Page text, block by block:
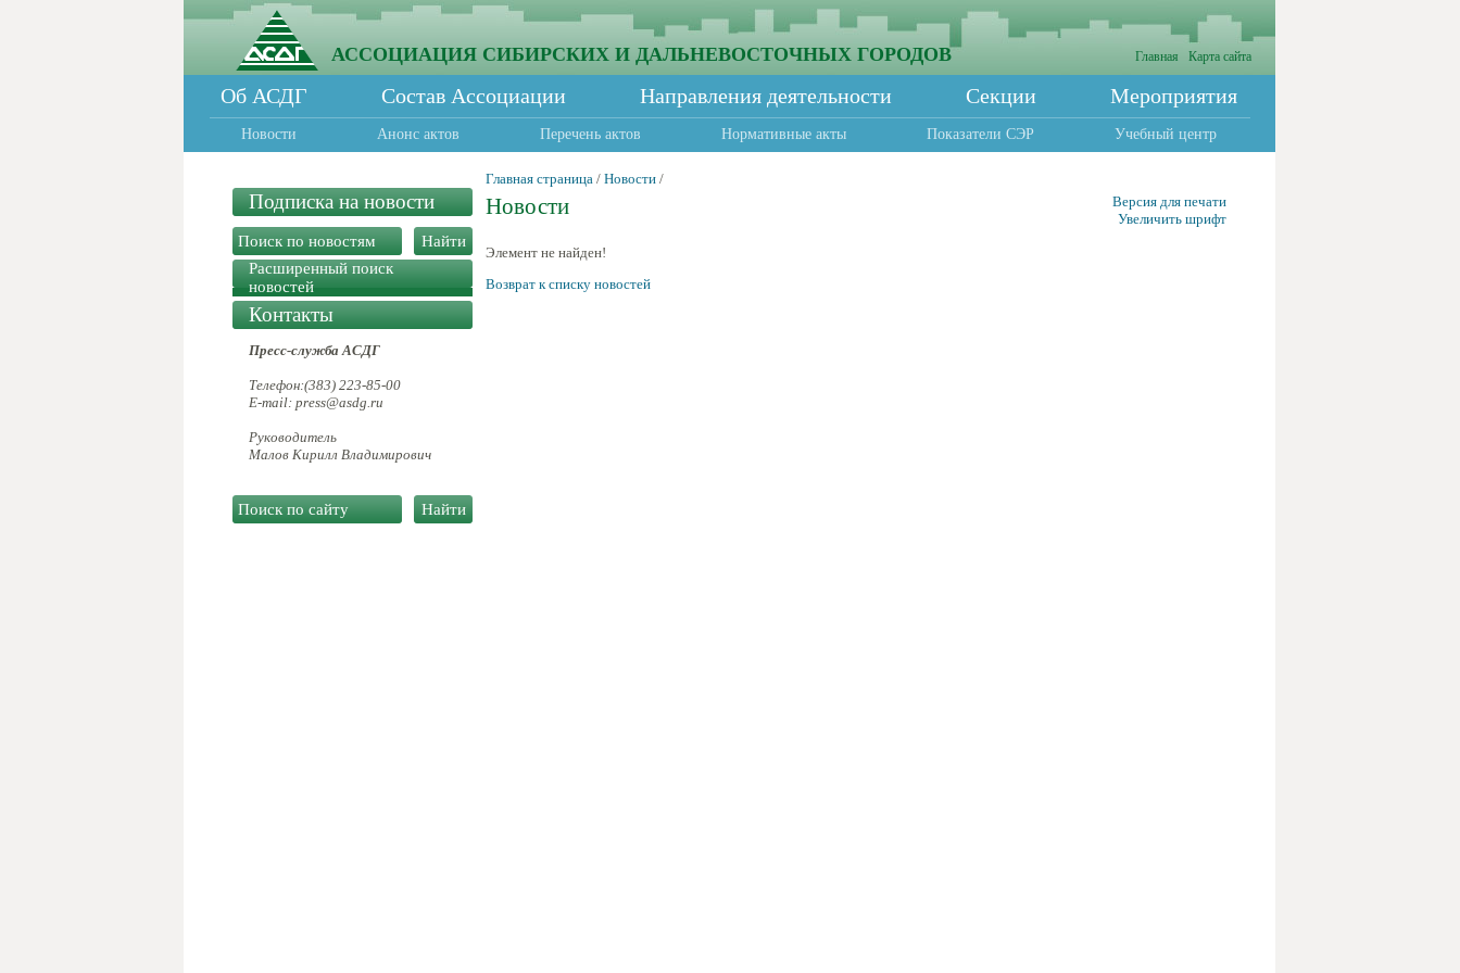
АССОЦИАЦИЯ СИБИРСКИХ И ДАЛЬНЕВОСТОЧНЫХ ГОРОДОВ Главная Карта сайта
Об АСДГ Состав Ассоциации Направления деятельности Секции Мероприятия
Новости Анонс актов Перечень актов Нормативные акты Показатели СЭР Учебный центр
Подписка на новости
Расширенный поиск
новостей
Контакты
Пресс-служба АСДГ
Телефон:(383) 223-85-00
E-mail: press@asdg.ru
Руководитель
Малов Кирилл Владимирович
Главная страница / Новости /
Новости
Версия для печати
Увеличить шрифт
Элемент не найден!
Возврат к списку новостей